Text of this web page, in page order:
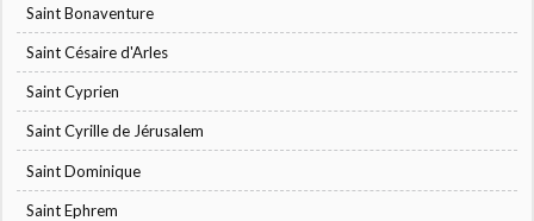
Saint Bonaventure
Saint Césaire d'Arles
Saint Cyprien
Saint Cyrille de Jérusalem
Saint Dominique
Saint Ephrem